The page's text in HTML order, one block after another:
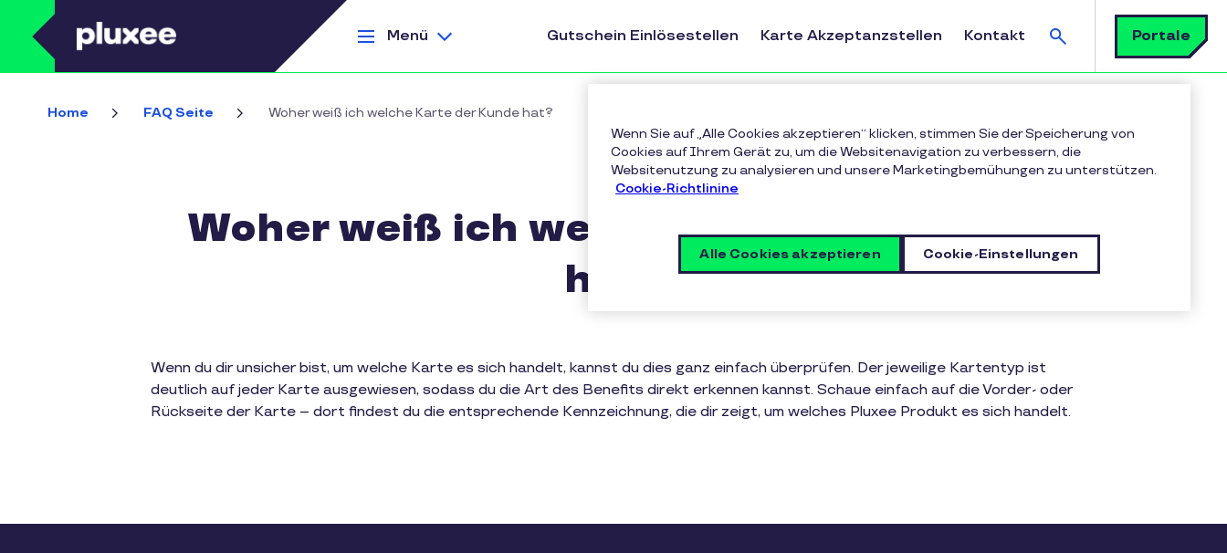
Direkt zum Inhalt
Menü
Gutschein Einlösestellen Karte Akzeptanzstellen Kontakt
Suchen
Portale
Home FAQ Seite Woher weiß ich welche Karte der Kunde hat?
Woher weiß ich welche Karte der Kunde
hat?
Wenn du dir unsicher bist, um welche Karte es sich handelt, kannst du dies ganz einfach überprüfen. Der jeweilige Kartentyp ist
deutlich auf jeder Karte ausgewiesen, sodass du die Art des Benefits direkt erkennen kannst. Schaue einfach auf die Vorder- oder
Rückseite der Karte – dort findest du die entsprechende Kennzeichnung, die dir zeigt, um welches Pluxee Produkt es sich handelt.
Wenn Sie auf „Alle Cookies akzeptieren“ klicken, stimmen Sie der Speicherung von
Cookies auf Ihrem Gerät zu, um die Websitenavigation zu verbessern, die
Websitenutzung zu analysieren und unsere Marketingbemühungen zu unterstützen.
Cookie-Richtlinine
Cookie-Einstellungen
Alle Cookies akzeptieren